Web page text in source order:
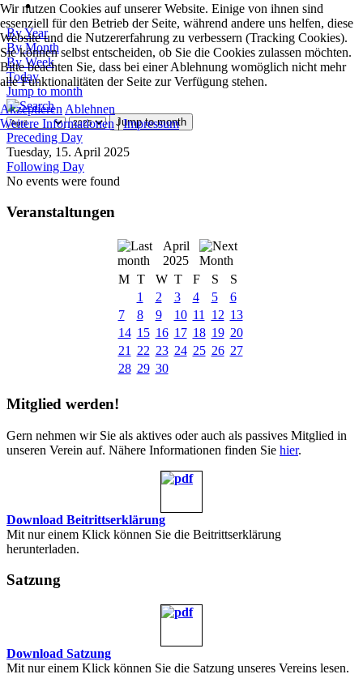
By Year
By Month
By Week
Today
Jump to month
Jump to month
Preceding Day
Tuesday, 15. April 2025
Following Day
No events were found
Veranstaltungen
April
2025
M T W T F S
S
1
2 3 4 5
6
7
8 9 10 11 12 13
14 15 16 17 18 19 20
21
22 23 24 25 26 27
28 29 30
Mitglied werden!
Gern nehmen wir Sie als aktives oder auch als passives Mitglied in
unseren Verein auf. Nähere Informationen finden Sie hier.
Download Beitrittserklärung
Mit nur einem Klick können Sie die Beitrittserklärung
herunterladen.
Satzung
Download Satzung
Mit nur einem Klick können Sie die Satzung unseres Vereins lesen.
Wir nutzen Cookies auf unserer Website. Einige von ihnen sind
essenziell für den Betrieb der Seite, während andere uns helfen, diese
Website und die Nutzererfahrung zu verbessern (Tracking Cookies).
Sie können selbst entscheiden, ob Sie die Cookies zulassen möchten.
Bitte beachten Sie, dass bei einer Ablehnung womöglich nicht mehr
alle Funktionalitäten der Seite zur Verfügung stehen.
Akzeptieren Ablehnen
Weitere Informationen|Impressum